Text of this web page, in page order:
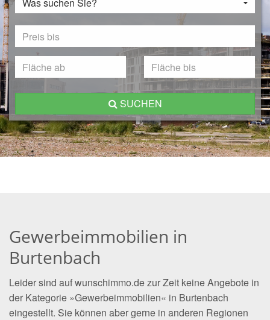
SUCHEN
Gewerbeimmobilien in
Burtenbach
Leider sind auf wunschimmo.de zur Zeit keine Angebote in
der Kategorie »Gewerbeimmobilien« in Burtenbach
eingestellt. Sie können aber gerne in anderen Regionen